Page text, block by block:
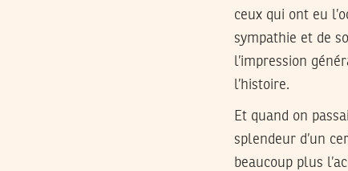
ceux qui ont eu
sympathie et de
l’impression
l’histoire.
Et quand on
splendeur d’un
beaucoup plus